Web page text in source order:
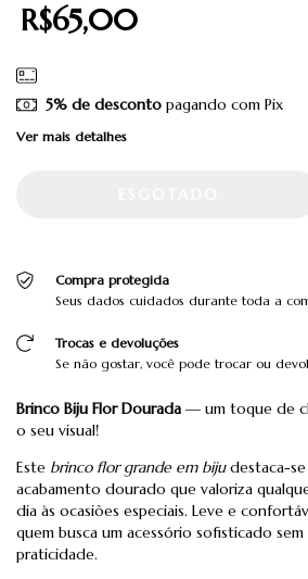
R$65,00
5% de descontopagando com Pix
Ver mais detalhes
Compra protegida
Seus dados cuidados durante toda a
Trocas e devoluções
Se não gostar, você pode trocar ou
Brinco Biju Flor Dourada — um toque de
o seu visual!
Este brinco flor grande em bijudestaca-
acabamento dourado que valoriza
dia às ocasiões especiais. Leve e
quem busca um acessório sofisticado
praticidade.